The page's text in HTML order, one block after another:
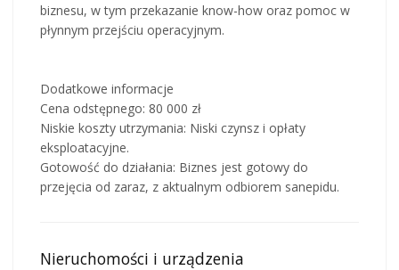
biznesu, w tym przekazanie know-how oraz pomoc w
płynnym przejściu operacyjnym.
Dodatkowe informacje
Cena odstępnego: 80 000 zł
Niskie koszty utrzymania: Niski czynsz i opłaty
eksploatacyjne.
Gotowość do działania: Biznes jest gotowy do
przejęcia od zaraz, z aktualnym odbiorem sanepidu.
Nieruchomości i urządzenia